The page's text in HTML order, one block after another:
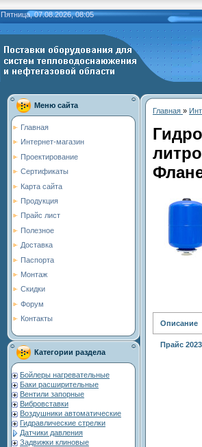
Пятница, 07.08.2026, 08:05
Меню сайта
Главная
Интернет-магазин
Проектирование
Сертификаты
Карта сайта
Продукция
Прайс лист
Полезное
Доставка
Паспорта
Монтаж
Скидки
Форум
Контакты
Категории раздела
Бойлеры нагревательные
Баки расширительные
Вентили запорные
Вибровставки
Воздушники автоматические
Гидравлические стрелки
Датчики давления
Задвижки клиновые
Главная »
Описание
Прайс